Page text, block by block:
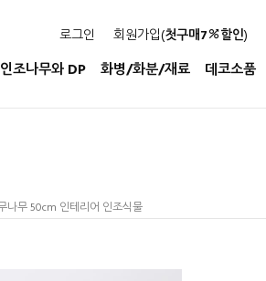
로그인 회원가입(첫구매7 할인)
인조나무와 DP 화병/화분/재료 데코소품
나무 50cm 인테리어 인조식물